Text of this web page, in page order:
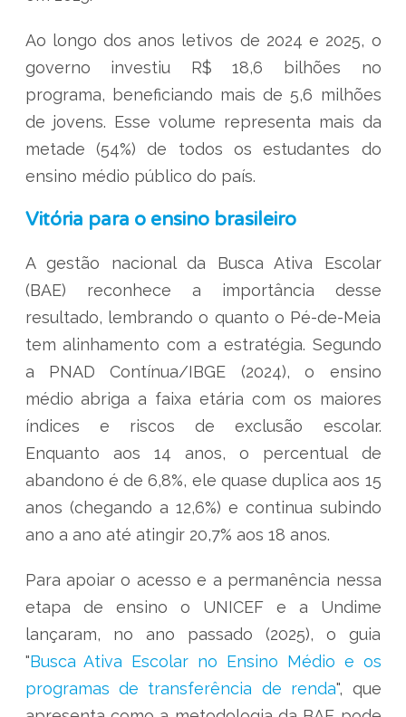
Ao longo dos anos letivos de 2024 e 2025, o
governo investiu R$ 18,6 bilhões no
programa, beneficiando mais de 5,6 milhões
de jovens. Esse volume representa mais da
metade (54%) de todos os estudantes do
ensino médio público do país.
Vitória para o ensino brasileiro
A gestão nacional da Busca Ativa Escolar
(BAE) reconhece a importância desse
resultado, lembrando o quanto o Pé-de-Meia
tem alinhamento com a estratégia. Segundo
a PNAD Contínua/IBGE (2024), o ensino
médio abriga a faixa etária com os maiores
índices e riscos de exclusão escolar.
Enquanto aos 14 anos, o percentual de
abandono é de 6,8%, ele quase duplica aos 15
anos (chegando a 12,6%) e continua subindo
ano a ano até atingir 20,7% aos 18 anos.
Para apoiar o acesso e a permanência nessa
etapa de ensino o UNICEF e a Undime
lançaram, no ano passado (2025), o guia
"Busca Ativa Escolar no Ensino Médio e os
programas de transferência de renda", que